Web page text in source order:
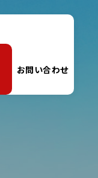
お問い合わせ